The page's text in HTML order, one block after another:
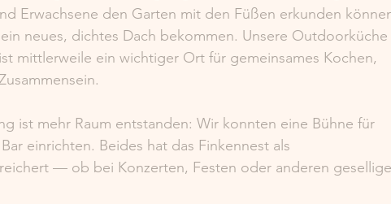
Erwachsene den Garten mit den Füßen erkunden
neues, dichtes Dach bekommen. Unsere Outdoorküche
mittlerweile ein wichtiger Ort für gemeinsames Kochen,
ist mehr Raum entstanden: Wir konnten eine Bühne für
einrichten. Beides hat das Finkennest als
— ob bei Konzerten, Festen oder anderen